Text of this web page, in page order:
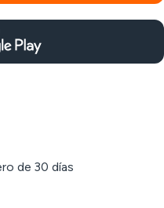
de 30 días